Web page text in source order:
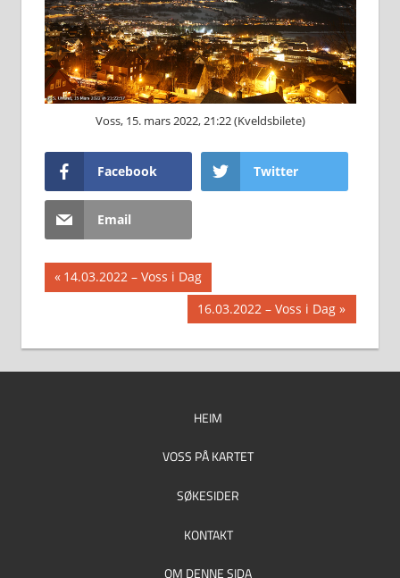
Voss, 15. mars 2022, 21:22 (Kveldsbilete)
Facebook Twitter
Email
Innleggsnavigasjon
Previous
Post:
14.03.2022 – Voss i Dag
Next
Post:
16.03.2022 – Voss i Dag
HEIM
VOSS PÅ KARTET
SØKESIDER
KONTAKT
OM DENNE SIDA